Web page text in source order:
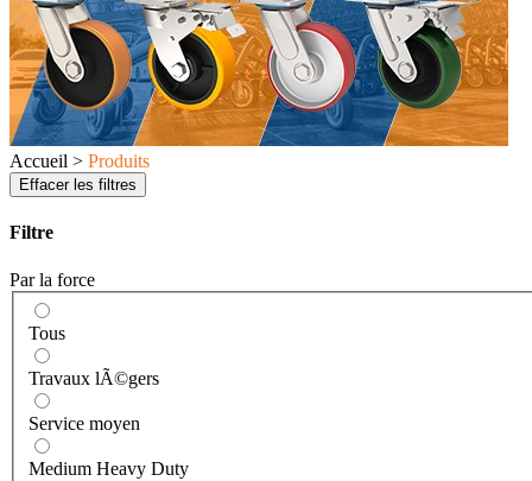
Accueil > Produits
Effacer les filtres
Filtre
Par la force
Tous
Travaux lÃ©gers
Service moyen
Medium Heavy Duty